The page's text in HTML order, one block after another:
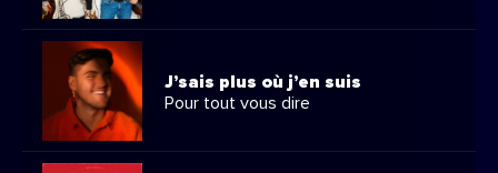
J’sais plus où j’en suis
Pour tout vous dire